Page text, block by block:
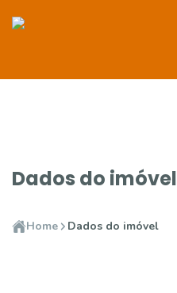
Dados do imóvel
Home Dados do imóvel